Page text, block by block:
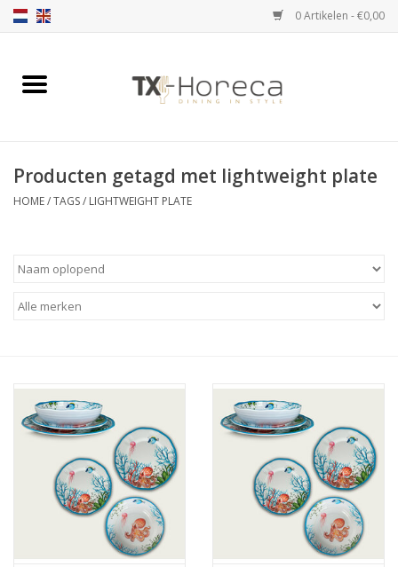
0 Artikelen - €0,00
Home
Catalogi
Producten getagd met lightweight plate
HOME/TAGS/ LIGHTWEIGHT PLATE